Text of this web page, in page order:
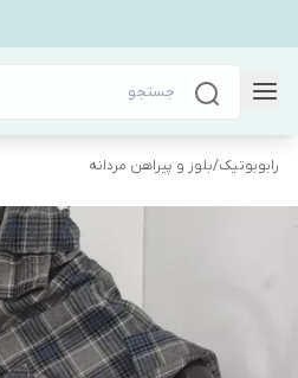
رابوبوتیک/بلوز و پیراهن مردانه